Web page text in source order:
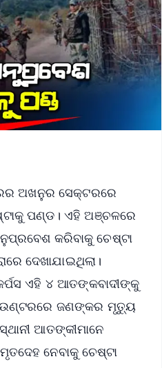
ଅଖନୁର ସେକ୍ଟରରେ
ପଣ୍ଡ। ଏହି ଅଞ୍ଚଳରେ
କରିବାକୁ ଚେଷ୍ଟା
ଦେଖାଯାଇଥିଲା।
ଏହି ୪ ଆତଙ୍କବାଦୀଙ୍କୁ
ଜଣଙ୍କର ମୃତ୍ୟୁ
ଆତଙ୍କୀମାନେ
ନେବାକୁ ଚେଷ୍ଟା